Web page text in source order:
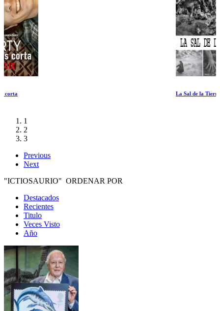
1
2
3
Previous
Next
"ICTIOSAURIO" ORDENAR POR
Destacados
Recientes
Titulo
Veces Visto
Año